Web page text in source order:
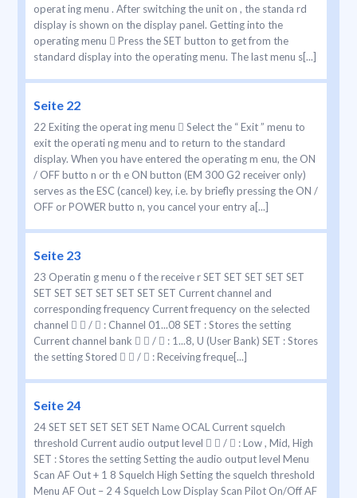
operat ing menu . After switching the unit on , the standa rd
display is shown on the display panel. Getting into the
operating menu  Press the SET button to get from the
standard display into the operating menu. The last menu s[...]
Seite 22
22 Exiting the operat ing menu  Select the “ Exit ” menu to
exit the operati ng menu and to return to the standard
display. When you have entered the operating m enu, the ON
/ OFF butto n or th e ON button (EM 300 G2 receiver only)
serves as the ESC (cancel) key, i.e. by briefly pressing the ON /
OFF or POWER butto n, you cancel your entry a[...]
Seite 23
23 Operatin g menu o f the receive r SET SET SET SET SET
SET SET SET SET SET SET SET Current channel and
corresponding frequency Current frequency on the selected
channel   /  : Channel 01...08 SET : Stores the setting
Current channel bank   /  : 1...8, U (User Bank) SET : Stores
the setting Stored   /  : Receiving freque[...]
Seite 24
24 SET SET SET SET SET Name OCAL Current squelch
threshold Current audio output level   /  : Low , Mid, High
SET : Stores the setting Setting the audio output level Menu
Scan AF Out + 1 8 Squelch High Setting the squelch threshold
Menu AF Out – 2 4 Squelch Low Display Scan Pilot On/Off AF